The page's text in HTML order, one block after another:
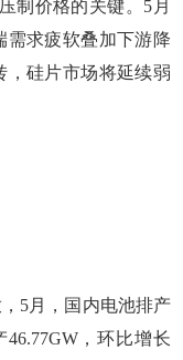
制价格的关键。5月
需求疲软叠加下游降
，硅片市场将延续弱
5月，国内电池排产
，环比增长